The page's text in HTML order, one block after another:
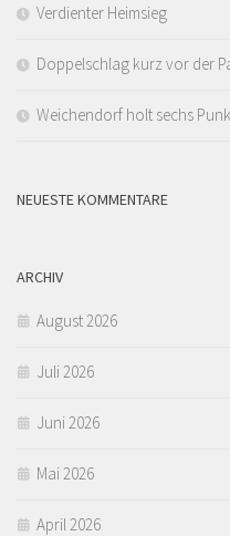
Verdienter Heimsieg
Doppelschlag kurz vor der
Weichendorf holt sechs
NEUESTE KOMMENTARE
ARCHIV
August 2026
Juli 2026
Juni 2026
Mai 2026
April 2026